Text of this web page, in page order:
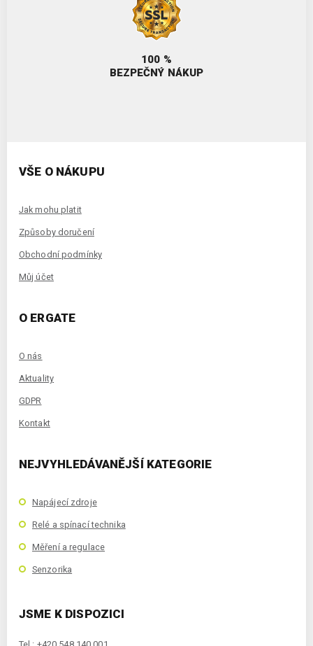
100 %
BEZPEČNÝ NÁKUP
VŠE O NÁKUPU
Jak mohu platit
Způsoby doručení
Obchodní podmínky
Můj účet
O ERGATE
O nás
Aktuality
GDPR
Kontakt
NEJVYHLEDÁVANĚJŠÍ KATEGORIE
Napájecí zdroje
Relé a spínací technika
Měření a regulace
Senzorika
JSME K DISPOZICI